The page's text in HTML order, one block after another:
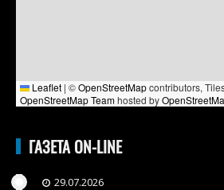
Leaflet | ©OpenStreetMapcontributors,
OpenStreetMap Teamhosted by
ГАЗЕТА ON-LINE
29.07.2026